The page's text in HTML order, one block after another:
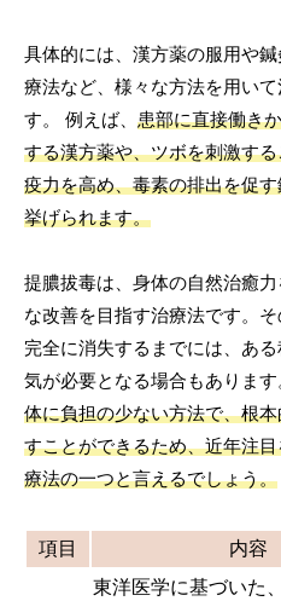
具体的には、漢方薬の服用や
療法など、様々な方法を用いて
す。 例えば、患部に直接働き
する漢方薬や、ツボを刺激す
疫力を高め、毒素の排出を促
挙げられます。
提膿拔毒は、身体の自然治癒
な改善を目指す治療法です。
完全に消失するまでには、あ
気が必要となる場合もありま
体に負担の少ない方法で、根
すことができるため、近年注
療法の一つと言えるでしょう。
項目 内容
東洋医学に基づいた